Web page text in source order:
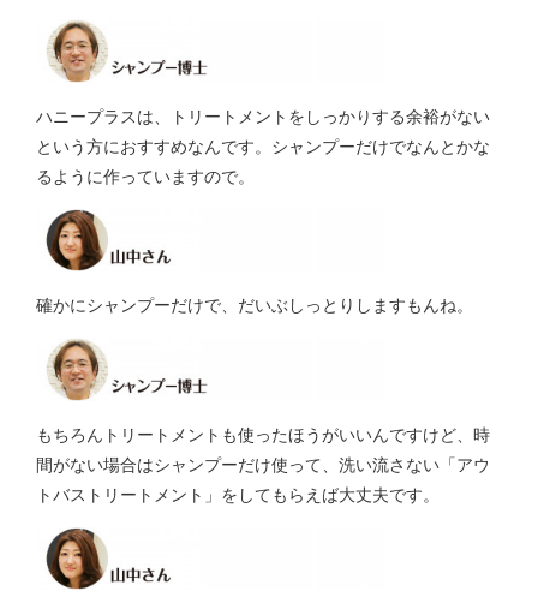
ハニープラスは、トリートメントをしっかりする余裕がない
という方におすすめなんです。シャンプーだけでなんとかな
るように作っていますので。
確かにシャンプーだけで、だいぶしっとりしますもんね。
もちろんトリートメントも使ったほうがいいんですけど、時
間がない場合はシャンプーだけ使って、洗い流さない「アウ
トバストリートメント」をしてもらえば大丈夫です。